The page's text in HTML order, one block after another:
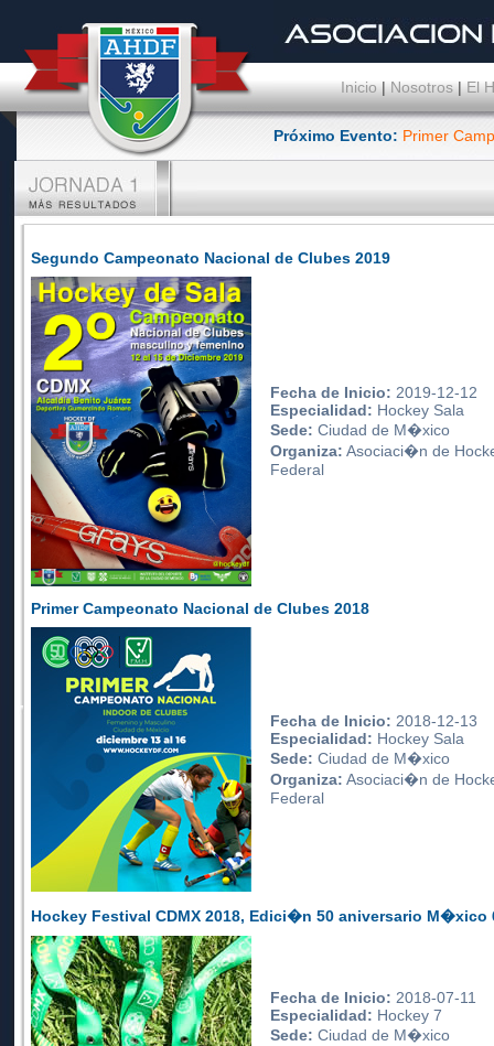
Inicio|Nosotros|El
Próximo Evento: Primer
Segundo Campeonato Nacional de Clubes 2019
Fecha de Inicio: 2019-12-12
Especialidad: Hockey Sala
Sede: Ciudad de M�xico
Organiza: Asociaci�n de
Federal
Primer Campeonato Nacional de Clubes 2018
Fecha de Inicio: 2018-12-13
Especialidad: Hockey Sala
Sede: Ciudad de M�xico
Organiza: Asociaci�n de
Federal
Hockey Festival CDMX 2018, Edici�n 50 aniversario M�xico
Fecha de Inicio: 2018-07-11
Especialidad: Hockey 7
Sede: Ciudad de M�xico